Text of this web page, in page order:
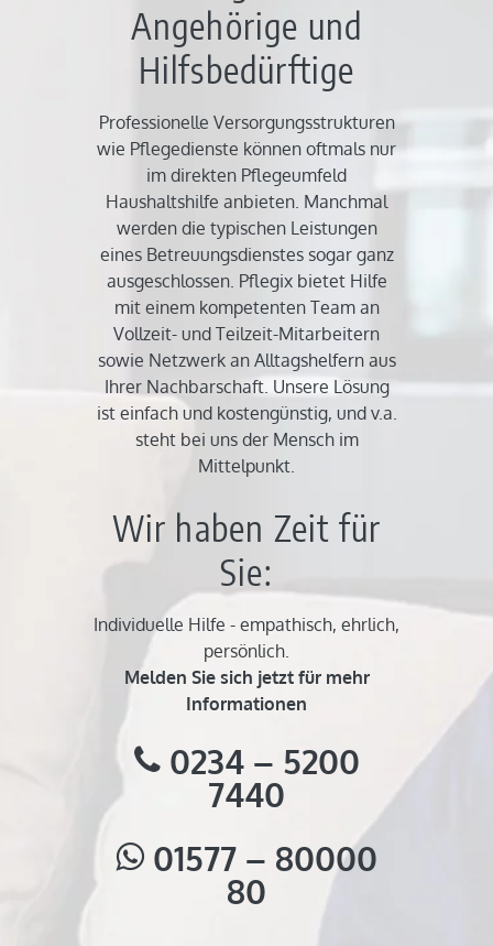
Angehörige und
Hilfsbedürftige
Professionelle Versorgungsstrukturen
wie Pflegedienste können oftmals nur
im direkten Pflegeumfeld
Haushaltshilfe anbieten. Manchmal
werden die typischen Leistungen
eines Betreuungsdienstes sogar ganz
ausgeschlossen. Pflegix bietet Hilfe
mit einem kompetenten Team an
Vollzeit- und Teilzeit-Mitarbeitern
sowie Netzwerk an Alltagshelfern aus
Ihrer Nachbarschaft. Unsere Lösung
ist einfach und kostengünstig, und v.a.
steht bei uns der Mensch im
Mittelpunkt.
Wir haben Zeit für
Sie:
Individuelle Hilfe - empathisch, ehrlich,
persönlich.
Melden Sie sich jetzt für mehr
Informationen
0234 – 5200
7440
01577 – 80000
80